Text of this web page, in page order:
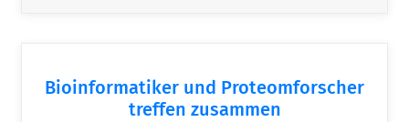
Bioinformatiker und Proteomforscher
treffen zusammen